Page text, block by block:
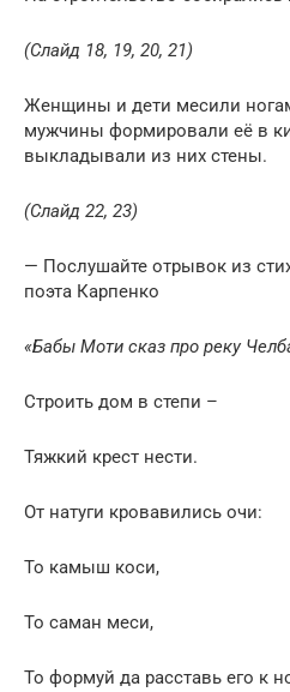
(Слайд 18, 19, 20, 21)
Женщины и дети месили
мужчины формировали её в
выкладывали из них стены.
(Слайд 22, 23)
— Послушайте отрывок из
поэта Карпенко
«Бабы Моти сказ про реку
Строить дом в степи –
Тяжкий крест нести.
От натуги кровавились очи:
То камыш коси,
То саман меси,
То формуй да расставь его к